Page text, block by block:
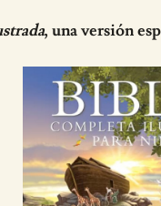
, una versión